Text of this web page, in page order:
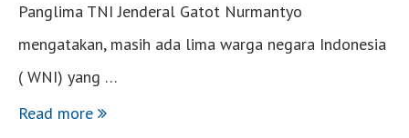
Panglima TNI Jenderal Gatot Nurmantyo
mengatakan, masih ada lima warga negara Indonesia
( WNI) yang …
Read more